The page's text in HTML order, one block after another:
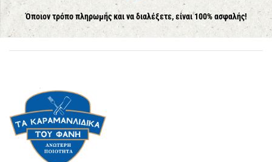
Όποιον τρόπο πληρωμής και να διαλέξετε, είναι 100% ασφαλής!